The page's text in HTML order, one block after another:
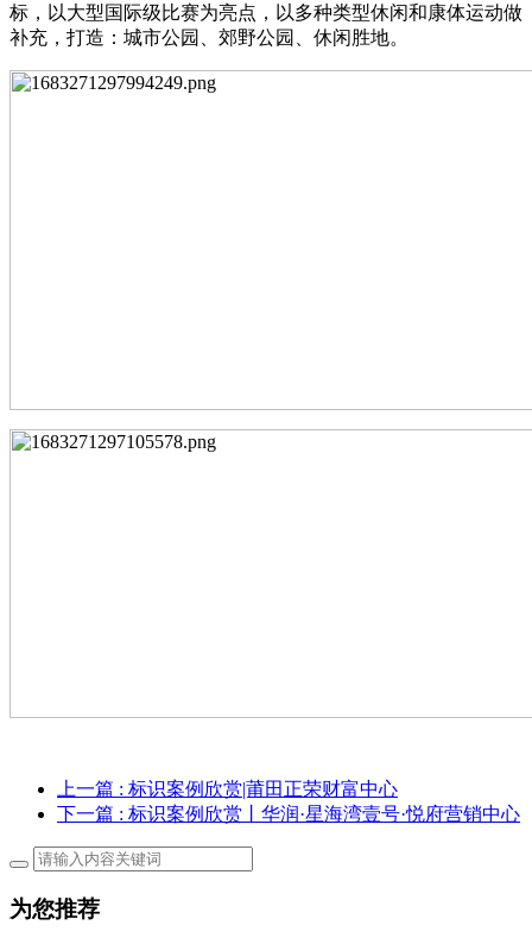
标，以大型国际级比赛为亮点，以多种类型休闲和康体运动做
补充，打造：城市公园、郊野公园、休闲胜地。
上一篇 : 标识案例欣赏|莆田正荣财富中心
下一篇 : 标识案例欣赏丨华润·星海湾壹号·悦府营销中心
为您推荐